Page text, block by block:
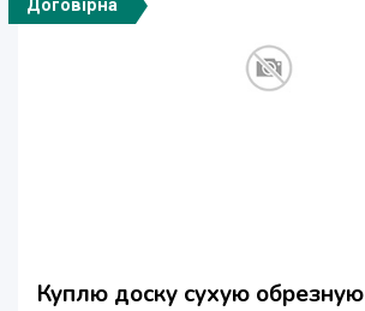
Договірна
Куплю доску сухую обрезную